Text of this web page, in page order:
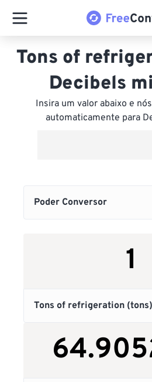
Tons of
Decibels
Insira um valor abaixo e
automaticamente para